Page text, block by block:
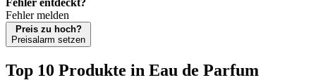
Fehler entdeckt?
Fehler melden
Preis zu hoch?
Preisalarm setzen
Top 10 Produkte in Eau de Parfum